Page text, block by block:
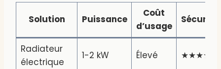
Solution Puissance
Coût
d’usage
Sécurité
Radiateur
électrique
1-2 kW Élevé ★★★★★